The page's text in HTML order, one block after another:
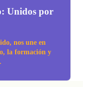
Unidos por
nos une en
la formación y